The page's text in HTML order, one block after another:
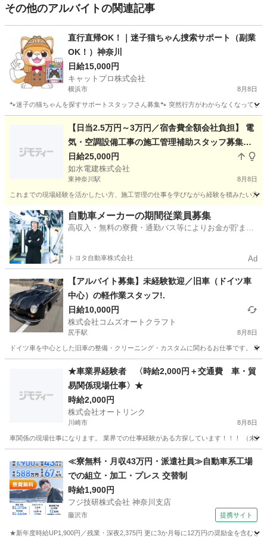
その他のアルバイトの関連記事
直行直帰OK！｜迷子猫ちゃん捜索サポート（副業
OK！）神奈川
日給15,000円
キャットプロ株式会社
横浜市 8月8日
🐾迷子の猫ちゃんを探すサポートスタッフさん募集🐾 突然行方がわからなくなって
その他 スタッフ
【日当2.5万円～3万円／宿舎費全額会社負担】 電
気・空調設備工事の施工管理補助スタッフ募集
《静岡・つくば各1名／工事経験者歓迎》
日給25,000円
如水電建株式会社
東神奈川駅 8月8日
これまでの現場経験を活かしたい方、施工管理の仕事を学びながら経験を積みたい方
神奈川 横浜市 東神奈川駅 その他 スタッフ
自動車メーカーの期間従業員募集
高収入・無料の寮費・通勤バス等によりお金が貯まり
トヨタ自動車株式会社 Ad
【アルバイト募集】未経験歓迎／旧車（ドイツ車
中心）の軽作業スタッフ!.
日給10,000円
株式会社コムズオートクラフト
尻手駅 8月8日
ドイツ車を中心とした旧車の整備・クリーニング・カスタムに関わるお仕事です。
尻手駅 その他 ドイツ
★車業界経験者 〈時給2,000円＋交通費 車・貿
易関係現場仕事〉★
時給2,000円
株式会社オートリンク
川崎市 8月8日
車関係の現場仕事になります。 業界での仕事経験がある方探しています！！！ （未
その他 写真撮影
≪寮無料・月収43万円・派遣社員≫自動車系工場
での組立・加工・プレス 交替制
時給1,900円
フジ技研株式会社 神奈川支店
藤沢市 提携サイト
★新年度時給UP1,900円／残業・深夜2,375円 更に3か月毎に12万円の奨励金を含む